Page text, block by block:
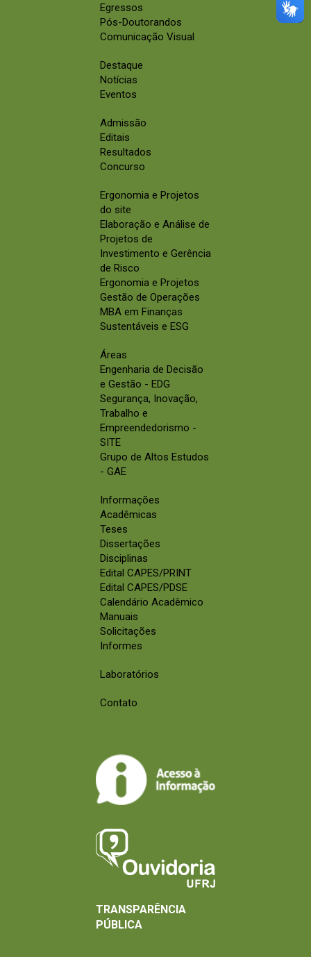
Egressos
Pós-Doutorandos
Comunicação Visual
Destaque
Notícias
Eventos
Admissão
Editais
Resultados
Concurso
Ergonomia e Projetos
do site
Elaboração e Análise de
Projetos de
Investimento e Gerência
de Risco
Ergonomia e Projetos
Gestão de Operações
MBA em Finanças
Sustentáveis e ESG
Áreas
Engenharia de Decisão
e Gestão - EDG
Segurança, Inovação,
Trabalho e
Empreendedorismo -
SITE
Grupo de Altos Estudos
- GAE
Informações
Acadêmicas
Teses
Dissertações
Disciplinas
Edital CAPES/PRINT
Edital CAPES/PDSE
Calendário Acadêmico
Manuais
Solicitações
Informes
Laboratórios
Contato
TRANSPARÊNCIA
PÚBLICA